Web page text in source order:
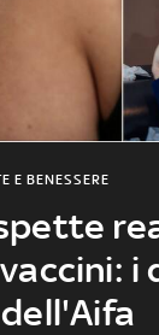
i
E BENESSERE